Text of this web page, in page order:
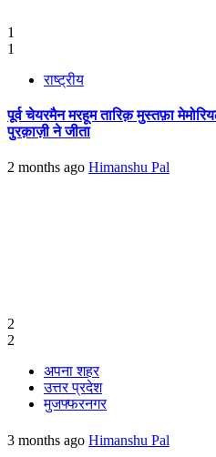
1
1
राष्ट्रीय
पूर्व चेयरमैन मरहूम तारिक़ मुस्तफ़ा
पुरक़ाज़ी ने जीता
2 months ago Himanshu Pal
2
2
अपना शहर
उत्तर प्रदेश
मुजफ्फरनगर
3 months ago Himanshu Pal